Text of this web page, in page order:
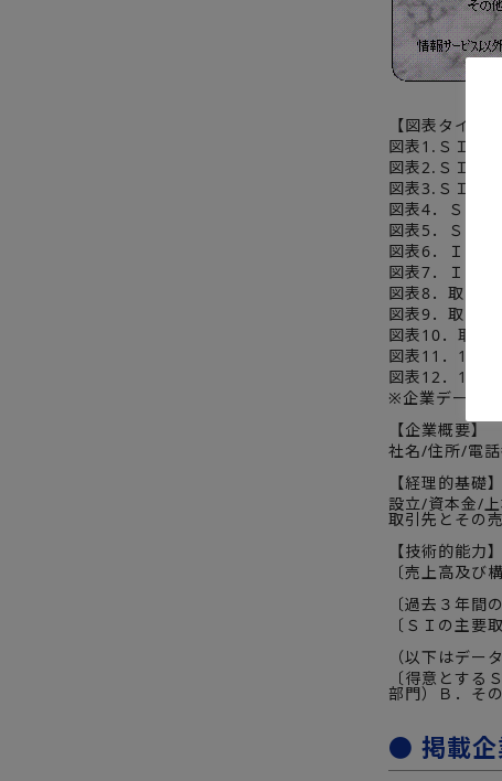
【図表タイト
図表1.ＳＩ登
図表2.ＳＩ登
図表3.ＳＩ登
図表4．ＳＩ
図表5．ＳＩ
図表6．ＩＴ
図表7．ＩＴ
図表8．取引
図表9．取引
図表10．取引
図表11．1社
図表12．1社
※企業データ
【企業概要】
社名/住所/電
【経理的基礎】
設立/資本金/
取引先とその
【技術的能力】
〔売上高及
〔過去３年間
〔ＳＩの主要
（以下はデー
〔得意とす
部門）Ｂ．そ
● 掲載企